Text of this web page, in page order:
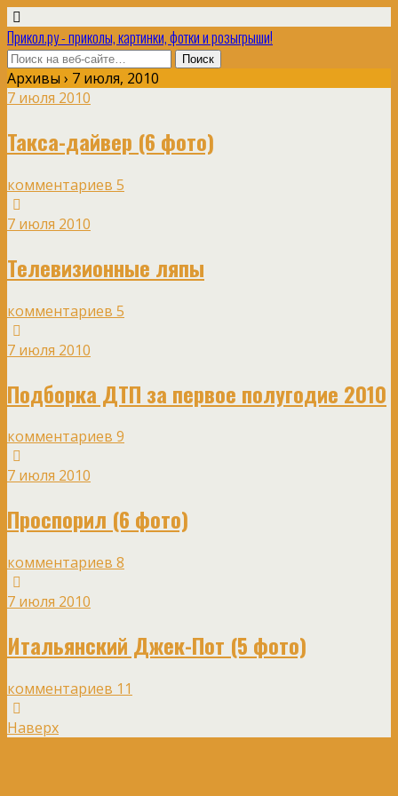
Прикол.ру - приколы, картинки, фотки и розыгрыши!
Архивы › 7 июля, 2010
7 июля 2010
Такса-дайвер (6 фото)
комментариев 5
7 июля 2010
Телевизионные ляпы
комментариев 5
7 июля 2010
Подборка ДТП за первое полугодие 2010
комментариев 9
7 июля 2010
Проспорил (6 фото)
комментариев 8
7 июля 2010
Итальянский Джек-Пот (5 фото)
комментариев 11
Наверх